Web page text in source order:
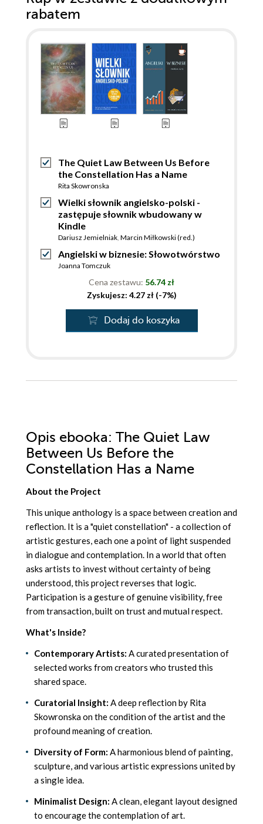
rabatem
The Quiet Law Between Us Before
the Constellation Has a Name
Rita Skowronska
Wielki słownik angielsko-polski -
zastępuje słownik wbudowany w
Kindle
Dariusz Jemielniak, Marcin Miłkowski (red.)
Angielski w biznesie: Słowotwórstwo
Joanna Tomczuk
Cena zestawu: 56.74 zł
Zyskujesz: 4.27 zł (-7%)
Dodaj do koszyka
Opis ebooka: The Quiet Law
Between Us Before the
Constellation Has a Name
About the Project
This unique anthology is a space between creation and
reflection. It is a "quiet constellation" - a collection of
artistic gestures, each one a point of light suspended
in dialogue and contemplation. In a world that often
asks artists to invest without certainty of being
understood, this project reverses that logic.
Participation is a gesture of genuine visibility, free
from transaction, built on trust and mutual respect.
What's Inside?
Contemporary Artists: A curated presentation of
selected works from creators who trusted this
shared space.
Curatorial Insight: A deep reflection by Rita
Skowronska on the condition of the artist and the
profound meaning of creation.
Diversity of Form: A harmonious blend of painting,
sculpture, and various artistic expressions united by
a single idea.
Minimalist Design: A clean, elegant layout designed
to encourage the contemplation of art.